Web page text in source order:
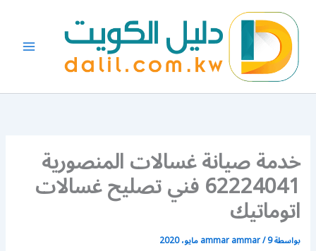
المحتوى
خدمة صيانة غسالات المنصورية
62224041 فني تصليح غسالات
اتوماتيك
بواسطة ammar ammar/9 مايو، 2020